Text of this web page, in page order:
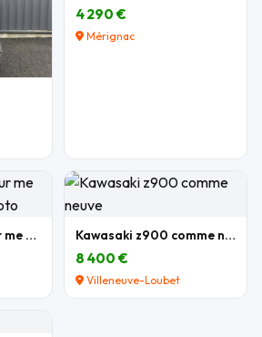
4 290 €
Mérignac
je vend ma ktm pour me acheter une autre moto Kawasaki z900 comme neuve
8 400 €
Villeneuve-Loubet